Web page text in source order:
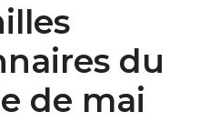
du
de mai